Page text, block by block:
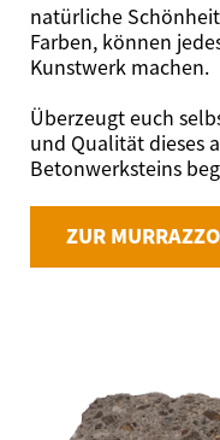
natürliche
Farben, können
Kunstwerk machen.
Überzeugt euch
und Qualität dieses
Betonwerksteins
ZUR